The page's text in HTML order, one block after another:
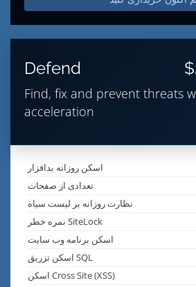
Defend
Find, fix and prevent threats
acceleration
اسکن روزانه بدافزار
تعدادی از صفحات
نظارت روزانه بر لیست سیاه
نمره خطر SiteLock
اسکن برنامه وب سایت
اسکن تزریق SQL
اسکن Cross Site (XSS)